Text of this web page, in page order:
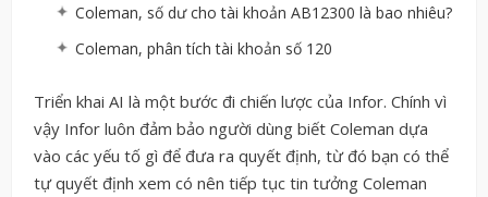
Coleman, số dư cho tài khoản AB12300 là bao nhiêu?
Coleman, phân tích tài khoản số 120
Triển khai AI là một bước đi chiến lược của Infor. Chính vì
vậy Infor luôn đảm bảo người dùng biết Coleman dựa
vào các yếu tố gì để đưa ra quyết định, từ đó bạn có thể
tự quyết định xem có nên tiếp tục tin tưởng Coleman